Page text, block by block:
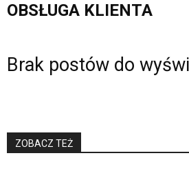
OBSŁUGA KLIENTA
Brak postów do
ZOBACZ TEŻ